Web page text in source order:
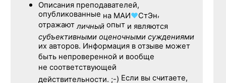
Описания преподавателей,
опубликованные на МАИ♥СтЭн,
отражаютличный опыт и являются
субъективными оценочными суждениями
их авторов. Информация в отзыве может
быть непроверенной и вообще
не соответствующей
действительности. ;-) Если вы считаете,